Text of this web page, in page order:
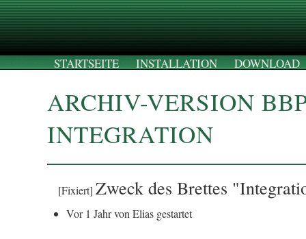
STARTSEITE INSTALLATION DOWNLOAD
ARCHIV-VERSION
INTEGRATION
[Fixiert] Zweck des Brettes
Vor 1 Jahr von Elias gestartet